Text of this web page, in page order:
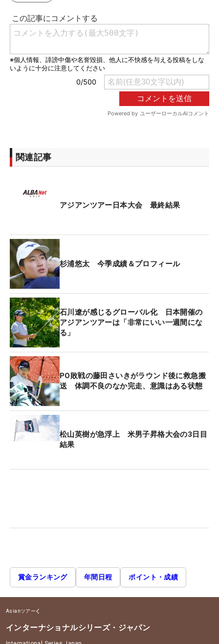
関連記事
アジアンツアー日本大会 最終結果
杉浦悠太 今季成績＆プロフィール
石川遼が感じるグローバル化 日本開催の
アジアンツアーは「非常にいい一週間にな
る」
PO敗戦の藤田さいきがラウンド後に救急搬
送 体調不良のなか完走、意識はある状態
松山英樹が急浮上 米男子昇格大会の3日目
結果
賞金ランキング 年間日程 ポイント・成績
Asianツアー
インターナショナルシリーズ・ジャパン